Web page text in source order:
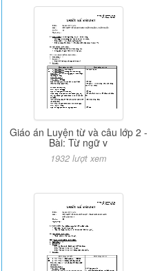
Giáo án Luyện từ và câu lớp 2 -
Bài: Từ ngữ v
1932 lượt xem